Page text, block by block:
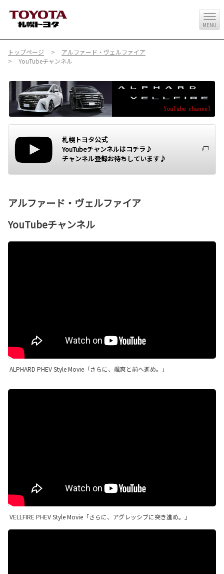
MENU
トップページ
アルファード・ヴェルファイア
YouTubeチャンネル
札幌トヨタ公式
YouTubeチャンネルはコチラ♪
チャンネル登録お待ちしています♪
アルファード・ヴェルファイア
YouTubeチャンネル
ALPHARD PHEV Style Movie「さらに、颯爽と前へ進め。」
VELLFIRE PHEV Style Movie「さらに、アグレッシブに突き進め。」